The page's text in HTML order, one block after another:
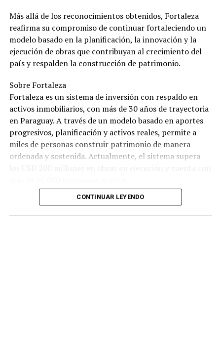
Más allá de los reconocimientos obtenidos, Fortaleza
reafirma su compromiso de continuar fortaleciendo un
modelo basado en la planificación, la innovación y la
ejecución de obras que contribuyan al crecimiento del
país y respalden la construcción de patrimonio.
Sobre Fortaleza
Fortaleza es un sistema de inversión con respaldo en
activos inmobiliarios, con más de 30 años de trayectoria
en Paraguay. A través de un modelo basado en aportes
progresivos, planificación y activos reales, permite a
miles de personas construir patrimonio de manera
ordenada y sostenida. Actualmente, el sistema supera
CONTINUAR LEYENDO